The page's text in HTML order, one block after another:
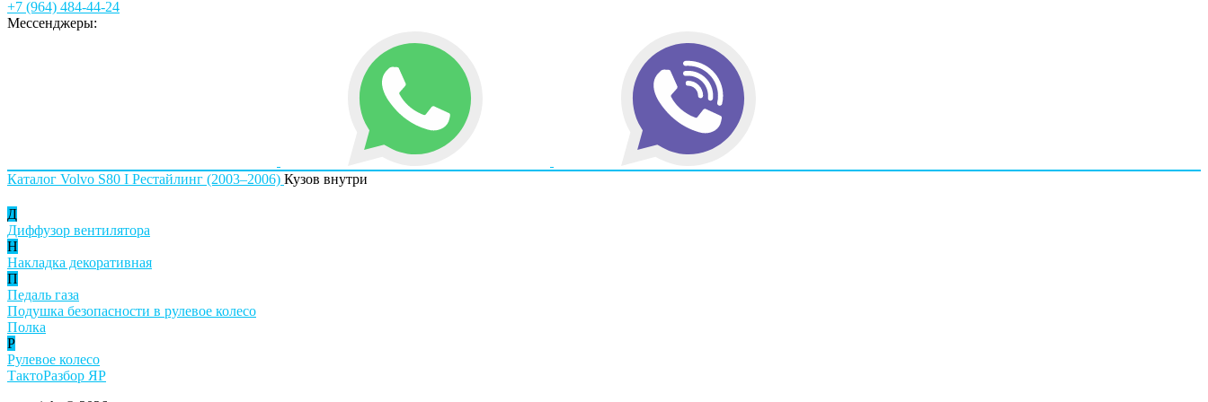
+7 (964) 484-44-24
Мессенджеры:
Каталог Volvo S80 I Рестайлинг (2003–2006) Кузов внутри
Д
Диффузор вентилятора
Н
Накладка декоративная
П
Педаль газа
Подушка безопасности в рулевое колесо
Полка
Р
Рулевое колесо
ТактоРазбор ЯР